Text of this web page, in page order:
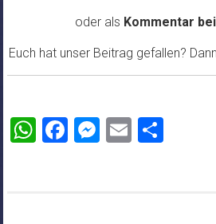
oder als Kommentar bei
Euch hat unser Beitrag gefallen?
WhatsApp
Facebook
Messenger
Email